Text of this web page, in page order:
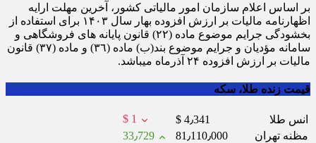
بر اساس اعلام سازمان امور مالیاتی کشور، آخرین مهلت ارایه
اظهارنامه مالیات بر ارزش افزوده بهار سال ۱۴۰۳ برای استفاده از
بخشودگی جرایم موضوع ماده (۲۲) قانون پایانه های فروشگاهی و
سامانه مؤدیان و جرایم موضوع بند(ب) ماده (٣٦) و ماده (۳۷) قانون
مالیات بر ارزش افزوده ۲۴ آذرماه می‎باشد.
قیمت زنده طلا، سکه
انس طلا $ 4٫341
$ 1
مظنه تهران
81٫110٫000
33٫729